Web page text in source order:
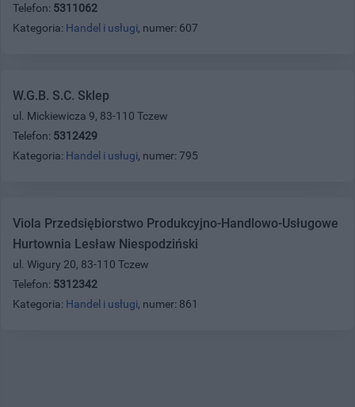
Telefon: 5311062
Kategoria: Handel i usługi, numer: 607
W.G.B. S.C. Sklep
ul. Mickiewicza 9, 83-110 Tczew
Telefon: 5312429
Kategoria: Handel i usługi, numer: 795
Viola Przedsiębiorstwo Produkcyjno-Handlowo-Usługowe
Hurtownia Lesław Niespodziński
ul. Wigury 20, 83-110 Tczew
Telefon: 5312342
Kategoria: Handel i usługi, numer: 861